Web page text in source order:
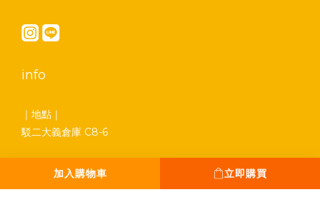
加入購物車 立即購買
info
｜地點｜
駁二大義倉庫 C8-6
｜地址｜